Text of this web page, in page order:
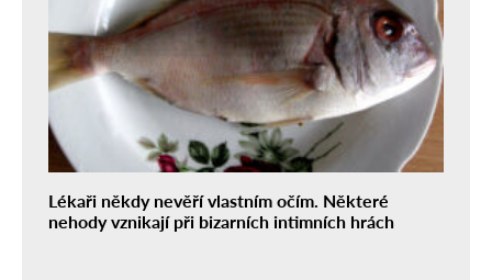
Lékaři někdy nevěří vlastním očím. Některé
nehody vznikají při bizarních intimních hrách